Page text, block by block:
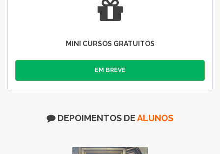
MINI CURSOS GRATUITOS
EM BREVE
DEPOIMENTOS DEALUNOS